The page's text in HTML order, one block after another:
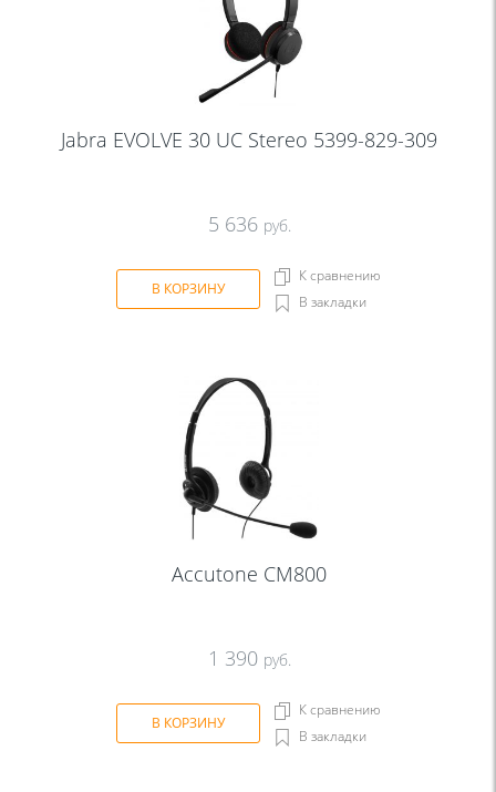
Jabra EVOLVE 30 UC Stereo 5399-829-309
5 636 руб.
В КОРЗИНУ
К сравнению
В закладки
Accutone CM800
1 390 руб.
В КОРЗИНУ
К сравнению
В закладки